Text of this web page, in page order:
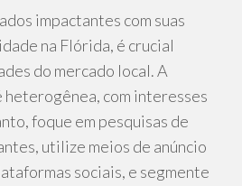
impactantes com suas
na Flórida, é crucial
do mercado local. A
heterogênea, com interesses
foque em pesquisas de
utilize meios de anúncio
sociais, e segmente